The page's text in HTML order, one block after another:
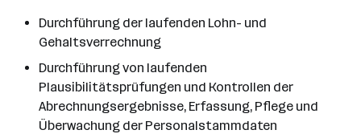
Durchführung der laufenden Lohn- und
Gehaltsverrechnung
Durchführung von laufenden
Plausibilitätsprüfungen und Kontrollen der
Abrechnungsergebnisse, Erfassung, Pflege und
Überwachung der Personalstammdaten